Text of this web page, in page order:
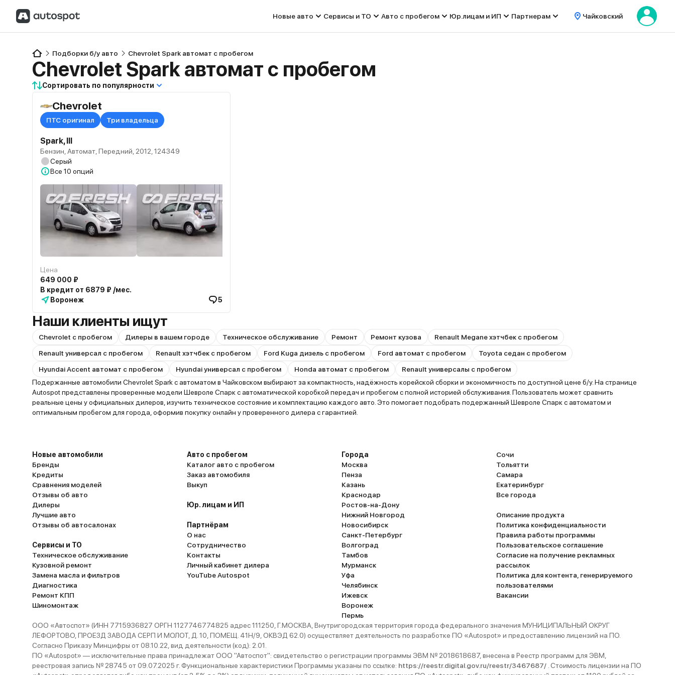
Новые авто Сервисы и ТО Авто с пробегом Юр.лицам и ИП Партнерам Чайковский
Подборки б/у авто Chevrolet Spark автомат с пробегом
Chevrolet Spark автомат с пробегом
Сортировать по популярности
Chevrolet
ПТС оригинал Три владельца
Spark, III
Бензин, Автомат, Передний, 2012, 124349
Серый
Все 10 опций
Цена
649 000 ₽
В кредит от 6879 ₽ /мес.
Воронеж
5
Наши клиенты ищут
Chevrolet с пробегом Дилеры в вашем городе Техническое обслуживание Ремонт Ремонт кузова
Renault Megane хэтчбек с пробегом
Renault универсал с пробегом
Renault хэтчбек с пробегом Ford Kuga дизель с пробегом Ford автомат с пробегом
Toyota седан с пробегом
Hyundai Accent автомат с пробегом
Hyundai универсал с пробегом Honda автомат с пробегом
Renault универсалы с пробегом
Подержанные автомобили Chevrolet Spark с автоматом в Чайковском выбирают за компактность, надёжность корейской сборки и экономичность по доступной цене б/у. На странице
Autospot представлены проверенные модели Шевроле Спарк с автоматической коробкой передач и пробегом с полной историей обслуживания. Пользователь может сравнить
реальные цены у официальных дилеров, изучить техническое состояние и комплектацию каждого авто. Это помогает подобрать подержанный Шевроле Спарк с автоматом и
оптимальным пробегом для города, оформив покупку онлайн у проверенного дилера с гарантией.
Новые автомобили
Бренды
Кредиты
Сравнения моделей
Отзывы об авто
Дилеры
Лучшие авто
Отзывы об автосалонах
Сервисы и ТО
Техническое обслуживание
Кузовной ремонт
Замена масла и фильтров
Диагностика
Ремонт КПП
Шиномонтаж
Авто с пробегом
Каталог авто с пробегом
Заказ автомобиля
Выкуп
Юр. лицам и ИП
Партнёрам
О нас
Сотрудничество
Контакты
Личный кабинет дилера
YouTube Autospot
Города
Москва
Пенза
Казань
Краснодар
Ростов-на-Дону
Нижний Новгород
Новосибирск
Санкт-Петербург
Волгоград
Тамбов
Мурманск
Уфа
Челябинск
Ижевск
Воронеж
Пермь
Сочи
Тольятти
Самара
Екатеринбург
Все города
Описание продукта
Политика конфиденциальности
Правила работы программы
Пользовательское соглашение
Согласие на получение рекламных
рассылок
Политика для контента, генерируемого
пользователями
Вакансии
ООО «Автоспот» (ИНН 7715936827 ОРГН 1127746774825 адрес 111250, Г.МОСКВА, Внутригородская территория города федерального значения МУНИЦИПАЛЬНЫЙ ОКРУГ
ЛЕФОРТОВО, ПРОЕЗД ЗАВОДА СЕРП И МОЛОТ, Д. 10, ПОМЕЩ. 41Н/9, ОКВЭД 62.0) осуществляет деятельность по разработке ПО «Autospot» и предоставлению лицензий на ПО.
Согласно Приказу Минцифры от 08.10.22, вид деятельности (код): 2.01.
ПО «Autospot» — исключительные права принадлежат ООО "Автоспот": свидетельство о регистрации программы ЭВМ № 2018618687, внесена в Реестр программ для ЭВМ,
реестровая запись № 28745 от 09.07.2025 г. Функциональные характеристики Программы указаны по ссылке: https://reestr.digital.gov.ru/reestr/3467687/ . Стоимость лицензии на ПО